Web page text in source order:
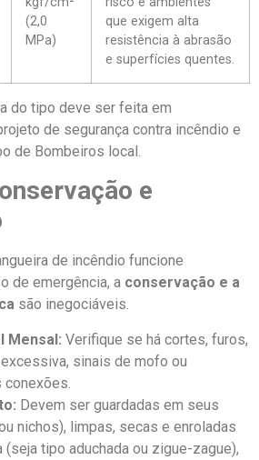
(2,0
MPa)
que exigem alta
resistência à abrasão
e superfícies quentes.
do tipo deve ser feita em
de segurança contra incêndio e
de Bombeiros local.
e
de incêndio funcione
de emergência, a conservação e a
são inegociáveis.
Mensal: Verifique se há cortes, furos,
sinais de mofo ou
Devem ser guardadas em seus
nichos), limpas, secas e enroladas
tipo aduchada ou zigue-zague),